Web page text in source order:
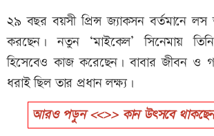
২৯ বছর বয়সী প্রিন্স জ্যাকসন বর্তমানে লস
করছেন। নতুন ‘মাইকেল’ সিনেমায় তিনি
হিসেবেও কাজ করেছেন। বাবার জীবন ও
ধরাই ছিল তার প্রধান লক্ষ্য।
আরও পড়ুন <<>> কান উৎসবে